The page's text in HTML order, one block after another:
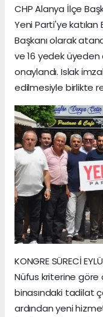
CHP Alanya İlçe
Yeni Parti'ye
Başkanı olarak
ve 16 yedek üyeden
onaylandı. Islak
edilmesiyle birlikte
KONGRE SÜRECİ
Nüfus kriterine
binasındaki tadilat
ardından yeni